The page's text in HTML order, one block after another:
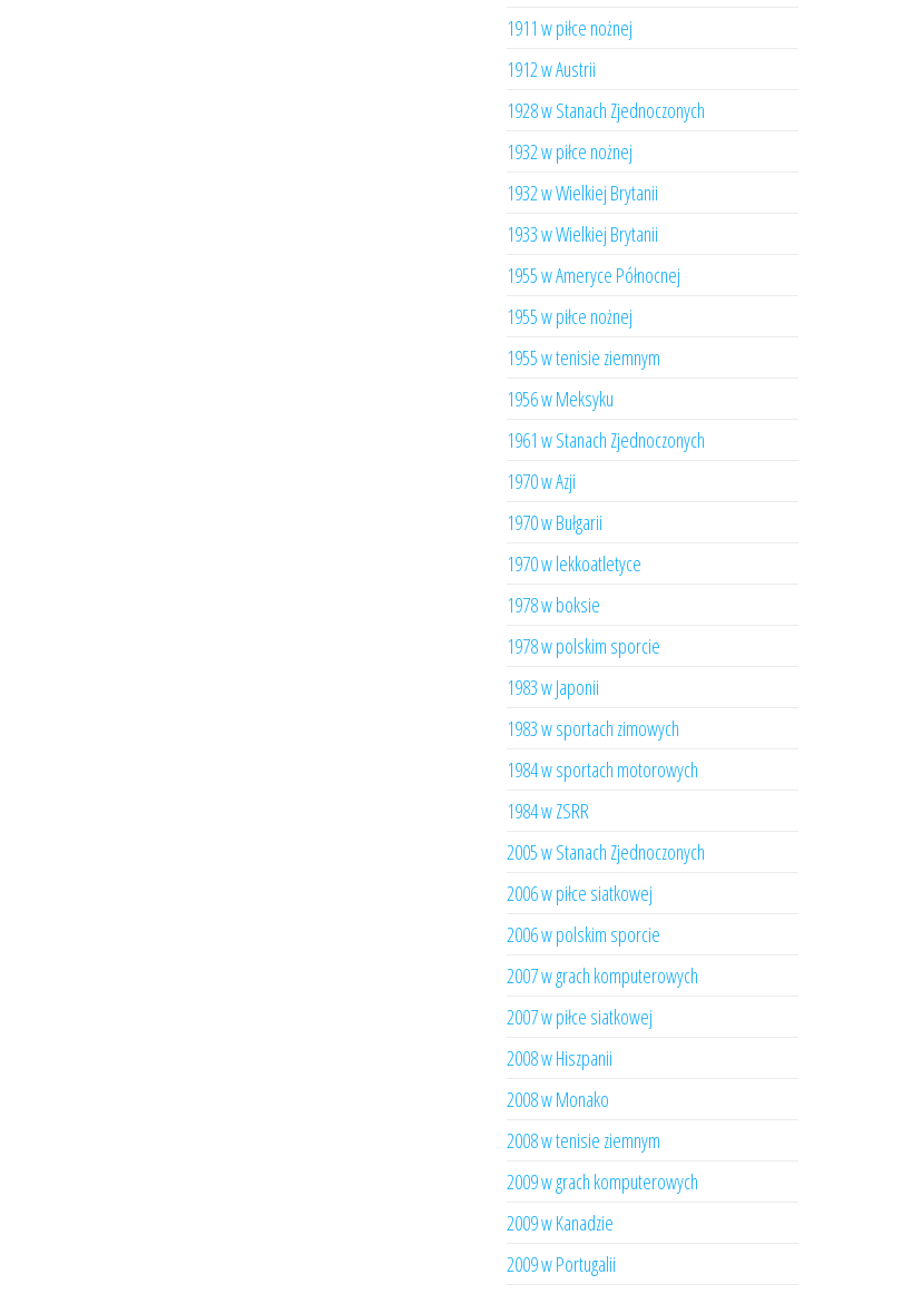
1911 w piłce nożnej
1912 w Austrii
1928 w Stanach Zjednoczonych
1932 w piłce nożnej
1932 w Wielkiej Brytanii
1933 w Wielkiej Brytanii
1955 w Ameryce Północnej
1955 w piłce nożnej
1955 w tenisie ziemnym
1956 w Meksyku
1961 w Stanach Zjednoczonych
1970 w Azji
1970 w Bułgarii
1970 w lekkoatletyce
1978 w boksie
1978 w polskim sporcie
1983 w Japonii
1983 w sportach zimowych
1984 w sportach motorowych
1984 w ZSRR
2005 w Stanach Zjednoczonych
2006 w piłce siatkowej
2006 w polskim sporcie
2007 w grach komputerowych
2007 w piłce siatkowej
2008 w Hiszpanii
2008 w Monako
2008 w tenisie ziemnym
2009 w grach komputerowych
2009 w Kanadzie
2009 w Portugalii